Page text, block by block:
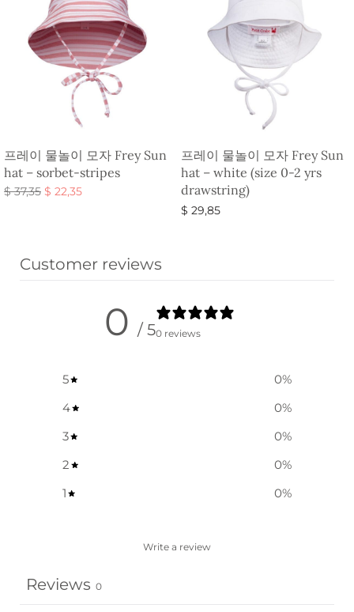
프레이 물놀이 모자 Frey Sun
hat – sorbet-stripes
$37,35 원래 가
$ 22,35현재 가
프레이 물놀이 모자 Frey Sun
hat – white (size 0-2 yrs
drawstring)
$ 29,85
Customer reviews
0 / 50 reviews
5 0%
4
0%
3
0%
2
0%
1
0%
Write a review
Reviews 0